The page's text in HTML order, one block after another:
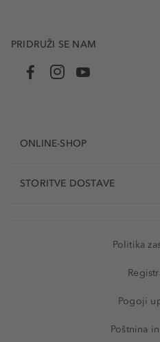
PRIDRUŽI SE NAM
ONLINE-SHOP
STORITVE DOSTAVE
Politika
Pogoji
Poštnina